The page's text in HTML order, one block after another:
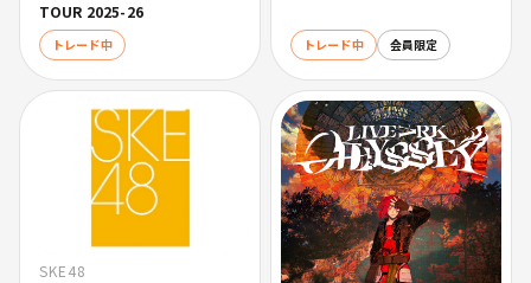
TOUR 2025-26
トレード中 トレード中 会員限定
SKE48